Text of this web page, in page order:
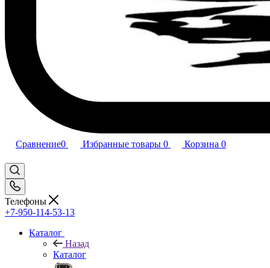
Сравнение0 Избранные товары 0 Корзина 0
Телефоны
+7-950-114-53-13
Каталог
Назад
Каталог